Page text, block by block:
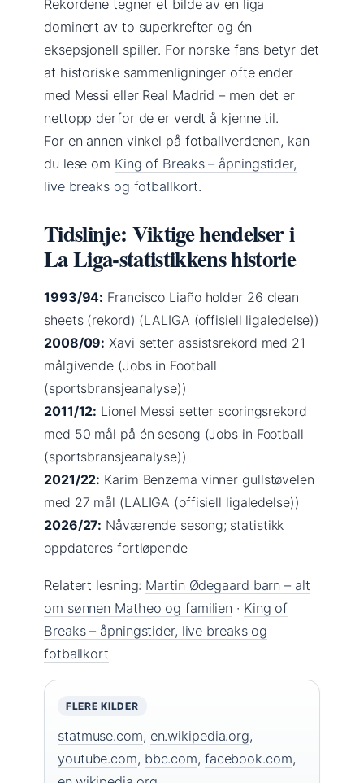
Rekordene tegner et bilde av en liga
dominert av to superkrefter og én
eksepsjonell spiller. For norske fans betyr det
at historiske sammenligninger ofte ender
med Messi eller Real Madrid – men det er
nettopp derfor de er verdt å kjenne til.
For en annen vinkel på fotballverdenen, kan
du lese om King of Breaks – åpningstider,
live breaks og fotballkort.
Tidslinje: Viktige hendelser i
La Liga-statistikkens historie
1993/94: Francisco Liaño holder 26 clean
sheets (rekord) (LALIGA (offisiell ligaledelse))
2008/09: Xavi setter assistsrekord med 21
målgivende (Jobs in Football
(sportsbransjeanalyse))
2011/12: Lionel Messi setter scoringsrekord
med 50 mål på én sesong (Jobs in Football
(sportsbransjeanalyse))
2021/22: Karim Benzema vinner gullstøvelen
med 27 mål (LALIGA (offisiell ligaledelse))
2026/27: Nåværende sesong; statistikk
oppdateres fortløpende
Relatert lesning: Martin Ødegaard barn – alt
om sønnen Matheo og familien · King of
Breaks – åpningstider, live breaks og
fotballkort
FLERE KILDER
statmuse.com, en.wikipedia.org,
youtube.com, bbc.com, facebook.com,